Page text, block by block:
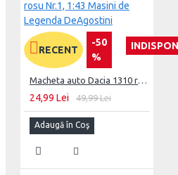
RECENT
-50
%
24,99 Lei 49,99 Lei
Adaugă în Coş